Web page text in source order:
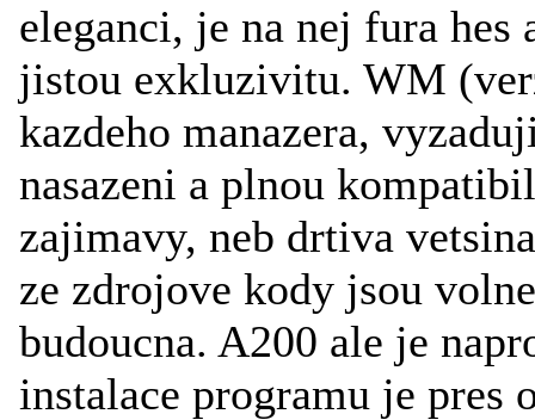
eleganci, je na nej fura
jistou exkluzivitu. WM
kazdeho manazera,
nasazeni a plnou
zajimavy, neb drtiva
ze zdrojove kody jsou
budoucna. A200 ale je
instalace programu je pres